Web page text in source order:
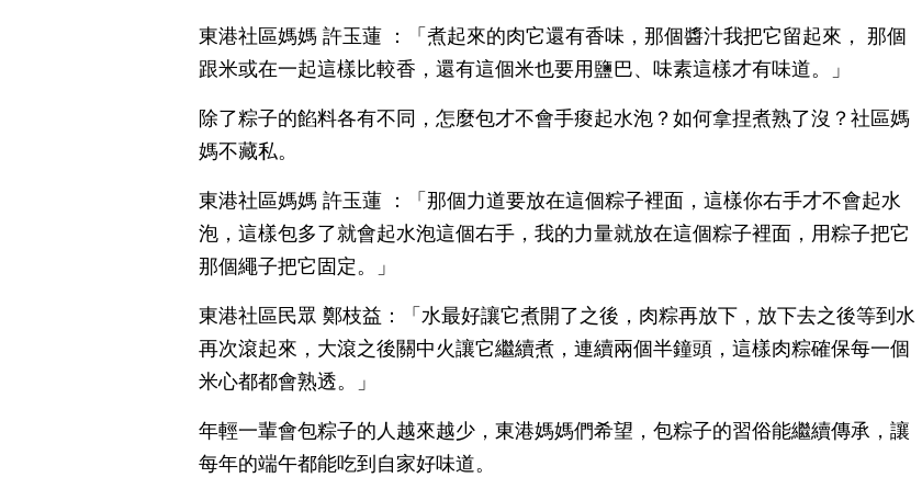
東港社區媽媽 許玉蓮 ：「煮起來的肉它還有香味，那個醬汁我把它留起來， 那個
跟米或在一起這樣比較香，還有這個米也要用鹽巴、味素這樣才有味道。」
除了粽子的餡料各有不同，怎麼包才不會手痠起水泡？如何拿捏煮熟了沒？社區媽
媽不藏私。
東港社區媽媽 許玉蓮 ：「那個力道要放在這個粽子裡面，這樣你右手才不會起水
泡，這樣包多了就會起水泡這個右手，我的力量就放在這個粽子裡面，用粽子把它
那個繩子把它固定。」
東港社區民眾 鄭枝益：「水最好讓它煮開了之後，肉粽再放下，放下去之後等到水
再次滾起來，大滾之後關中火讓它繼續煮，連續兩個半鐘頭，這樣肉粽確保每一個
米心都都會熟透。」
年輕一輩會包粽子的人越來越少，東港媽媽們希望，包粽子的習俗能繼續傳承，讓
每年的端午都能吃到自家好味道。